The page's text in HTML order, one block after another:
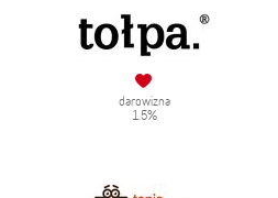
darowizna
1.5%